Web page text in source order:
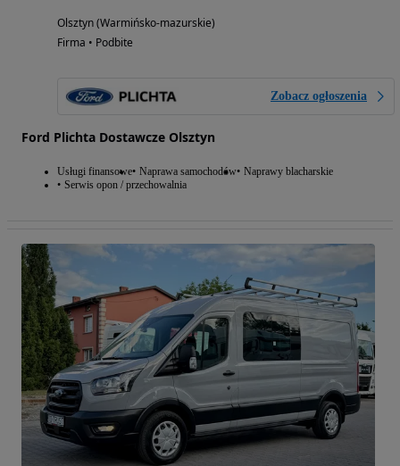
Olsztyn (Warmińsko-mazurskie)
Firma • Podbite
Zobacz ogłoszenia
Ford Plichta Dostawcze Olsztyn
Usługi finansowe Naprawa samochodów Naprawy blacharskie
Serwis opon / przechowalnia